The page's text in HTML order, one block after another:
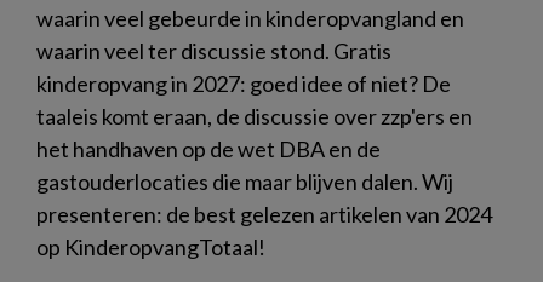
waarin veel gebeurde in kinderopvangland en
waarin veel ter discussie stond. Gratis
kinderopvang in 2027: goed idee of niet? De
taaleis komt eraan, de discussie over zzp'ers en
het handhaven op de wet DBA en de
gastouderlocaties die maar blijven dalen. Wij
presenteren: de best gelezen artikelen van 2024
op KinderopvangTotaal!